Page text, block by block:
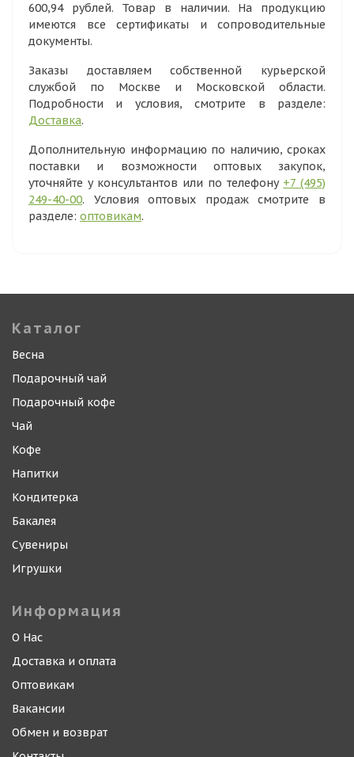
600,94 рублей. Товар в наличии. На продукцию
имеются все сертификаты и сопроводительные
документы.
Заказы доставляем собственной курьерской
службой по Москве и Московской области.
Подробности и условия, смотрите в разделе:
Доставка.
Дополнительную информацию по наличию, сроках
поставки и возможности оптовых закупок,
уточняйте у консультантов или по телефону +7 (495)
249-40-00. Условия оптовых продаж смотрите в
разделе: оптовикам.
Каталог
Весна
Подарочный чай
Подарочный кофе
Чай
Кофе
Напитки
Кондитерка
Бакалея
Сувениры
Игрушки
Информация
О Нас
Доставка и оплата
Оптовикам
Вакансии
Обмен и возврат